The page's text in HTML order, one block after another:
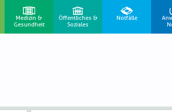
Medizin &
Gesundheit
Öffentliches &
Soziales
Notfälle